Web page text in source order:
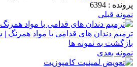
پرونده : 6394
نمونه قبلی
ترمیم دندان های قدامی با مواد همرنگ |
بازگشت به نمونه ها
نمونه بعدی